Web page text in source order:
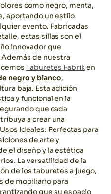
como negro, menta,
aportando un estilo
evento. Fabricadas
estas sillas son el
innovador que
Además de nuestra
Taburetes Fabrik en
negro y blanco,
baja. Esta adición
y funcional en la
que cada
a crear una
Usos Ideales: Perfectas para
de arte y
el diseño y la estética
La versatilidad de la
de los taburetes a juego,
de mobiliario para
que su espacio